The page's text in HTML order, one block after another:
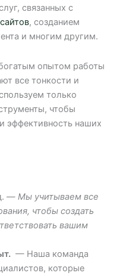
связанных с
, созданием
и многим другим.
опытом работы
все тонкости и
только
чтобы
эффективность наших
— Мы учитываем все
чтобы создать
вашим
— Наша команда
которые